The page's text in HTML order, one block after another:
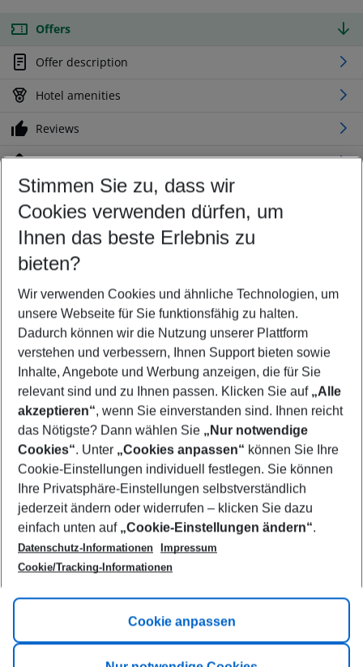
Offers
Offer description
Hotel amenities
Reviews
Location
Customize your offer
Find the perfect deal which suits your best
Your departure airport
Any airport
Select your date range
10/08/26–08/08/27 5-8 nights
Who will travel
2 adults No children
Show more filter
Footer
Footer navigation
Title A
Link A
Stimmen Sie zu, dass wir
Cookies verwenden dürfen, um
Ihnen das beste Erlebnis zu
bieten?
Wir verwenden Cookies und ähnliche Technologien, um
unsere Webseite für Sie funktionsfähig zu halten.
Dadurch können wir die Nutzung unserer Plattform
verstehen und verbessern, Ihnen Support bieten sowie
Inhalte, Angebote und Werbung anzeigen, die für Sie
relevant sind und zu Ihnen passen. Klicken Sie auf „Alle
akzeptieren“, wenn Sie einverstanden sind. Ihnen reicht
das Nötigste? Dann wählen Sie „Nur notwendige
Cookies“. Unter „Cookies anpassen“ können Sie Ihre
Cookie-Einstellungen individuell festlegen. Sie können
Ihre Privatsphäre-Einstellungen selbstverständlich
jederzeit ändern oder widerrufen – klicken Sie dazu
einfach unten auf „Cookie-Einstellungen ändern“.
Datenschutz-Informationen
Impressum
Cookie/Tracking-Informationen
Cookie anpassen